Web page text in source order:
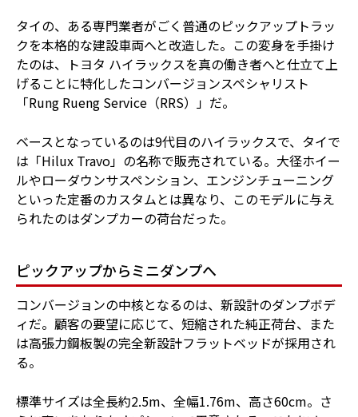
タイの、ある専門業者がごく普通のピックアップトラッ
クを本格的な建設車両へと改造した。この変身を手掛け
たのは、トヨタ ハイラックスを真の働き者へと仕立て上
げることに特化したコンバージョンスペシャリスト
「Rung Rueng Service（RRS）」だ。
ベースとなっているのは9代目のハイラックスで、タイで
は「Hilux Travo」の名称で販売されている。大径ホイー
ルやローダウンサスペンション、エンジンチューニング
といった定番のカスタムとは異なり、このモデルに与え
られたのはダンプカーの荷台だった。
ピックアップからミニダンプへ
コンバージョンの中核となるのは、新設計のダンプボデ
ィだ。顧客の要望に応じて、短縮された純正荷台、また
は高張力鋼板製の完全新設計フラットベッドが採用され
る。
標準サイズは全長約2.5m、全幅1.76m、高さ60cm。さ